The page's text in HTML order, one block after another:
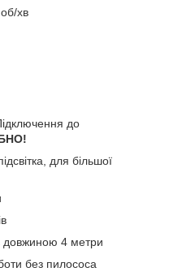
хв
до
для більшої
4 метри
без пилососа